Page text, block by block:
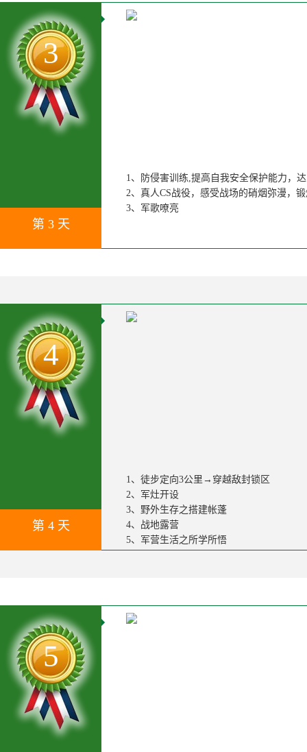
3
第 3 天
1、防侵害训练,提高自我安全保护能力，
2、真人CS战役，感受战场的硝烟弥漫，
3、军歌嘹亮
4
第 4 天
1、徒步定向3公里→穿越敌封锁区
2、军灶开设
3、野外生存之搭建帐蓬
4、战地露营
5、军营生活之所学所悟
5